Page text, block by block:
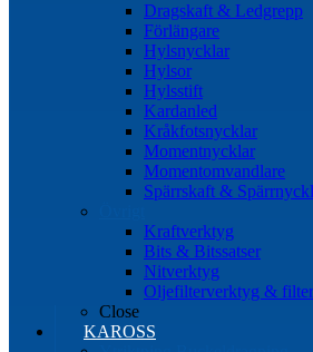
Dragskaft & Ledgrepp
Förlängare
Hylsnycklar
Hylsor
Hylsstift
Kardanled
Kråkfotsnycklar
Momentnycklar
Momentomvandlare
Spärrskaft &
Kraftverktyg
Bits & Bitssatser
Nitverktyg
Oljefilterverktyg &
Close
KAROSS